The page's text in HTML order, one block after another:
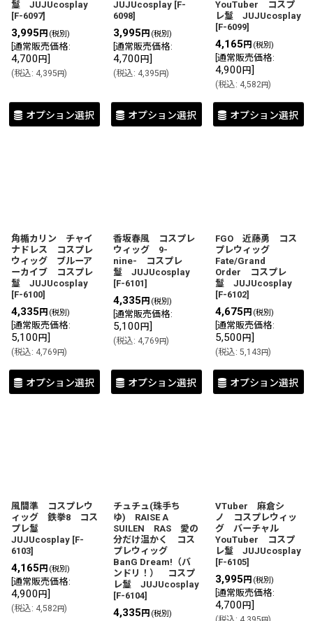
鬘 JUJUcosplay
[F-6097]
3,995 円 (税別)
通常販売価格:
4,700 円]
(税込: 4,395円)
オプション選択
JUJUcosplay [F-
6098]
3,995 円 (税別)
通常販売価格:
4,700 円]
(税込: 4,395円)
オプション選択
YouTuber コスプ
レ鬘 JUJUcosplay
[F-6099]
4,165 円 (税別)
通常販売価格:
4,900 円]
(税込: 4,582円)
オプション選択
角楯カリン チャイ
ナドレス コスプレ
ウィッグ ブルーア
ーカイブ コスプレ
鬘 JUJUcosplay
[F-6100]
4,335 円 (税別)
通常販売価格:
5,100 円]
(税込: 4,769円)
オプション選択
香坂春風 コスプレ
ウィッグ 9-
nine- コスプレ
鬘 JUJUcosplay
[F-6101]
4,335 円 (税別)
通常販売価格:
5,100 円]
(税込: 4,769円)
オプション選択
FGO 近藤勇 コス
プレウィッグ
Fate/Grand
Order コスプレ
鬘 JUJUcosplay
[F-6102]
4,675 円 (税別)
通常販売価格:
5,500 円]
(税込: 5,143円)
オプション選択
風間準 コスプレウ
ィッグ 鉄拳8 コス
プレ鬘
JUJUcosplay [F-
6103]
4,165 円 (税別)
通常販売価格:
4,900 円]
(税込: 4,582円)
チュチュ(珠手ち
ゆ) RAISE A
SUILEN RAS 愛の
分だけ温かく コス
プレウィッグ
BanG Dream!（バ
ンドリ！） コスプ
レ鬘 JUJUcosplay
[F-6104]
4,335 円 (税別)
VTuber 麻倉シ
ノ コスプレウィッ
グ バーチャル
YouTuber コスプ
レ鬘 JUJUcosplay
[F-6105]
3,995 円 (税別)
通常販売価格:
4,700 円]